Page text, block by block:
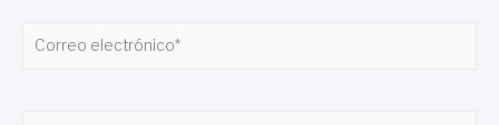
electrónico*